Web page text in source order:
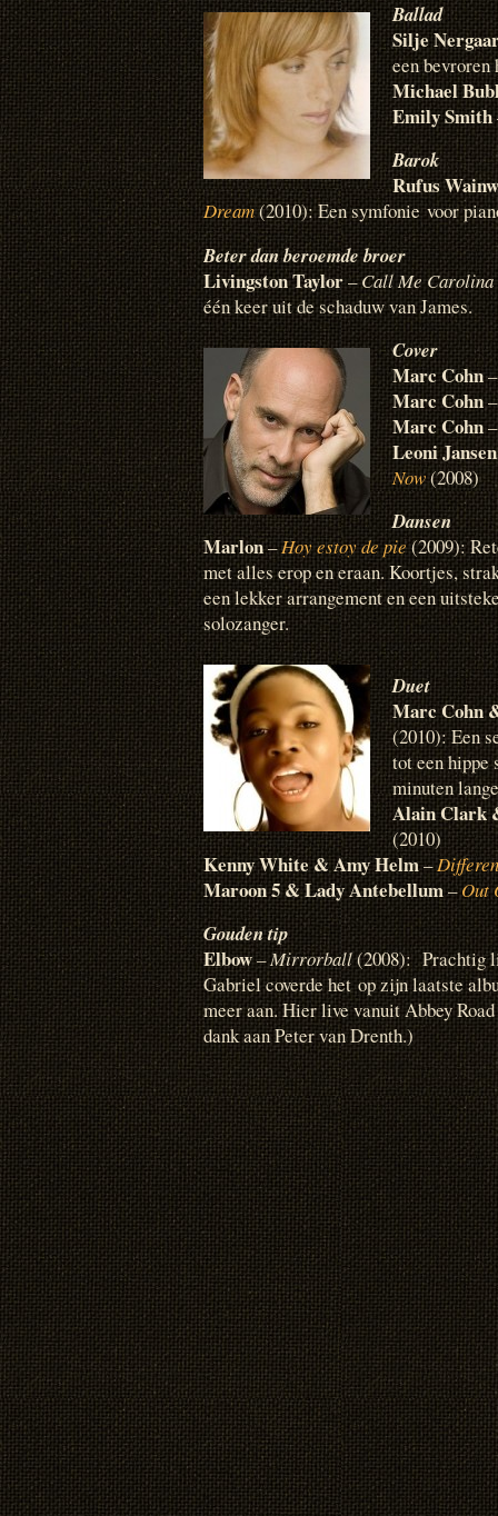
Ballad
Silje
een bevroren
Michael
Emily Smith
Barok
Rufus
Dream(2010): Een symfonie voor
Beter dan beroemde broer
Livingston Taylor–Call Me Carolina
één keer uit de schaduw van James.
Cover
Marc Cohn
Marc Cohn
Marc Cohn
Leoni Jansen
Now(2008)
Dansen
Marlon–Hoy estoy de pie(2009):
met alles erop en eraan. Koortjes,
een lekker arrangement en een
solozanger.
Duet
Marc Cohn
(2010): Een
tot een hippe
minuten
Alain Clark
(2010)
Kenny White & Amy Helm–
Maroon 5 & Lady Antebellum–Out
Gouden tip
Elbow–Mirrorball(2008): Prachtig
Gabriel coverde het op zijn laatste
meer aan. Hier live vanuit Abbey
dank aan Peter van Drenth.)